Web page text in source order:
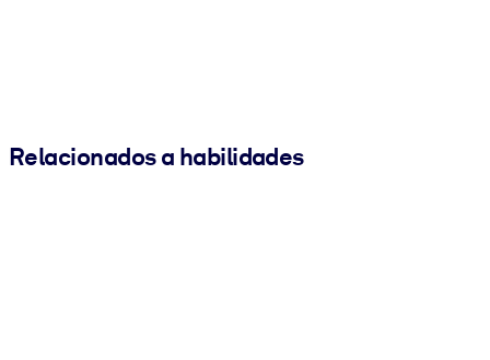
Relacionados a habilidades